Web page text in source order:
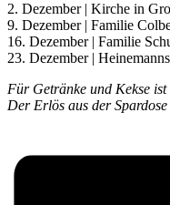
2. Dezember | Kirche in
9. Dezember | Familie
16. Dezember | Familie
23. Dezember |
Für Getränke und Kekse
Der Erlös aus der